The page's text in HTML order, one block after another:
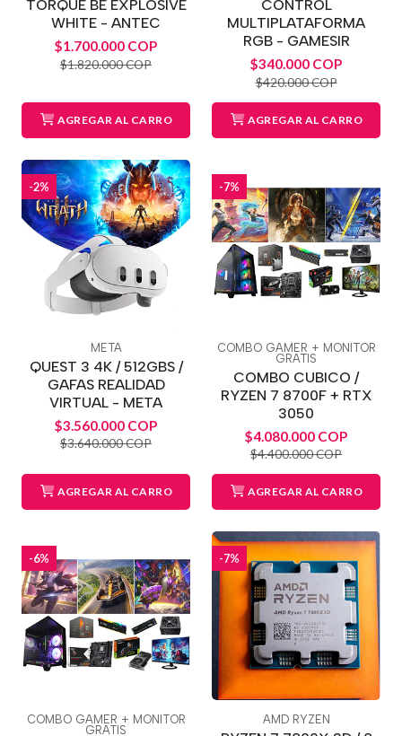
TORQUE BE EXPLOSIVE
WHITE - ANTEC
$1.700.000 COP
$1.820.000 COP
AGREGAR AL CARRO
CONTROL
MULTIPLATAFORMA
RGB - GAMESIR
$340.000 COP
$420.000 COP
AGREGAR AL CARRO
-2%
META
QUEST 3 4K / 512GBS /
GAFAS REALIDAD
VIRTUAL - META
$3.560.000 COP
$3.640.000 COP
AGREGAR AL CARRO
-7%
COMBO GAMER + MONITOR
GRATIS
COMBO CUBICO /
RYZEN 7 8700F + RTX
3050
$4.080.000 COP
$4.400.000 COP
AGREGAR AL CARRO
-6%
COMBO GAMER + MONITOR
GRATIS
-7%
AMD RYZEN